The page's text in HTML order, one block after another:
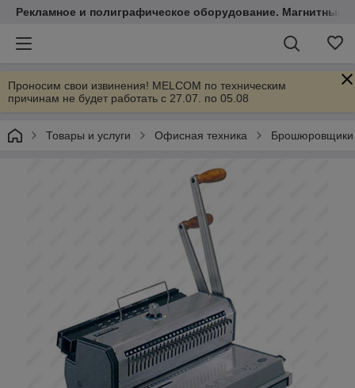
Рекламное и полиграфическое оборудование. Магнитные
Проносим свои извинения! MELCOM по техническим
причинам не будет работать с 27.07. по 05.08
Товары и услуги Офисная техника Брошюровщики